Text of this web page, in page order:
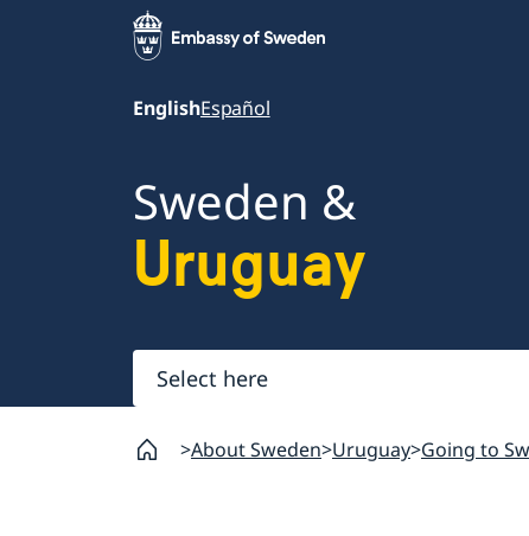
EnglishEspañol
Sweden &
Uruguay
Select
here
About Sweden Uruguay Going to